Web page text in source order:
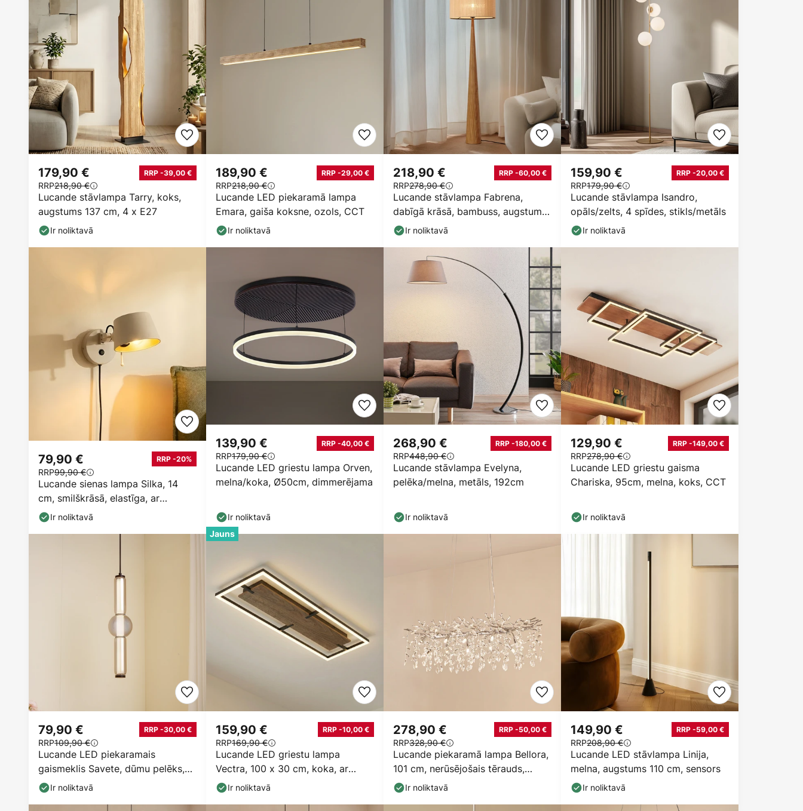
Lucande stāvlampa Tarry, koks,
augstums 137 cm, 4 x E27
179,90 € RRP -39,00 €
RRP218,90 €
Ir noliktavā
Lucande LED piekaramā lampa
Emara, gaiša koksne, ozols, CCT
189,90 € RRP -29,00 €
RRP218,90 €
Ir noliktavā
Lucande stāvlampa Fabrena,
dabīgā krāsā, bambuss, augstums
138 cm
218,90 € RRP -60,00 €
RRP278,90 €
Ir noliktavā
Lucande stāvlampa Isandro,
opāls/zelts, 4 spīdes, stikls/metāls
159,90 € RRP -20,00 €
RRP179,90 €
Ir noliktavā
Lucande sienas lampa Silka, 14
cm, smilškrāsā, elastīga, ar
spraudni
79,90 € RRP -20%
RRP99,90 €
Ir noliktavā
Lucande LED griestu lampa Orven,
melna/koka, Ø50cm, dimmerējama
139,90 € RRP -40,00 €
RRP179,90 €
Ir noliktavā
Lucande stāvlampa Evelyna,
pelēka/melna, metāls, 192cm
268,90 € RRP -180,00 €
RRP448,90 €
Ir noliktavā
Lucande LED griestu gaisma
Chariska, 95cm, melna, koks, CCT
129,90 € RRP -149,00 €
RRP278,90 €
Ir noliktavā
Lucande LED piekaramais
gaismeklis Savete, dūmu pelēks,
stikls, Ø 12 cm
79,90 € RRP -30,00 €
RRP109,90 €
Ir noliktavā
Jauns
Lucande LED griestu lampa
Vectra, 100 x 30 cm, koka, ar
dimmeru
159,90 € RRP -10,00 €
RRP169,90 €
Ir noliktavā
Lucande piekaramā lampa Bellora,
101 cm, nerūsējošais tērauds,
kristāls
278,90 € RRP -50,00 €
RRP328,90 €
Ir noliktavā
Lucande LED stāvlampa Linija,
melna, augstums 110 cm, sensors
149,90 € RRP -59,00 €
RRP208,90 €
Ir noliktavā